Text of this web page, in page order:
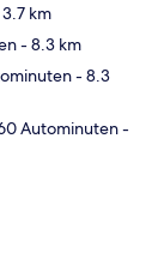
km
- 8.3 km
- 8.3
Autominuten-